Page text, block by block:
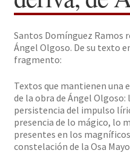
Solicitar Pedido
Contacto
Santos Domínguez Ramos
Ángel Olgoso. De su texto
fragmento:
Textos que mantienen una
de la obra de Ángel Olgoso:
persistencia del impulso
presencia de lo mágico, lo
presentes en los
constelación de la Osa